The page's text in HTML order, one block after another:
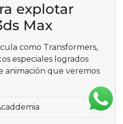
explotar
Max
como Transformers,
especiales logrados
animación que veremos